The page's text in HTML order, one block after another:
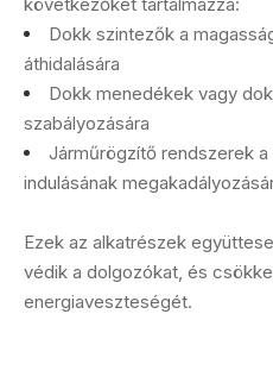
Dokk szintezők a
áthidalására
Dokk menedékek vagy
szabályozására
Járműrögzítő rendszerek
indulásának
Ezek az alkatrészek
védik a dolgozókat, és
energiaveszteségét.